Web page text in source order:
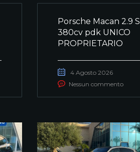
Porsche Macan 2.9 S
380cv pdk UNICO
PROPRIETARIO
4 Agosto 2026
Nessun commento